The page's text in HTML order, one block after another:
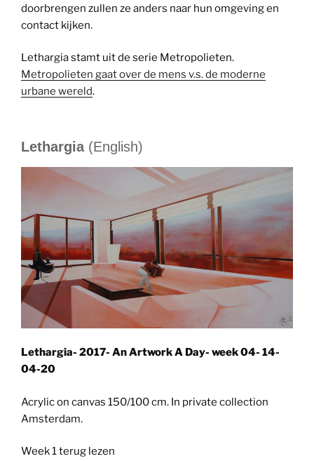
doorbrengen zullen ze anders naar hun omgeving en
contact kijken.
Lethargia stamt uit de serie Metropolieten.
Metropolieten gaat over de mens v.s. de moderne
urbane wereld.
Lethargia(English)
Lethargia- 2017- An Artwork A Day- week 04- 14-
04-20
Acrylic on canvas 150/100 cm. In private collection
Amsterdam.
Week 1 terug lezen